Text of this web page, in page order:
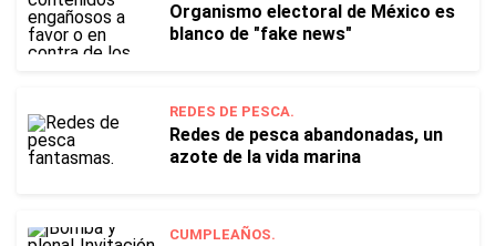
Organismo electoral de México es
blanco de "fake news"
REDES DE PESCA.
Redes de pesca abandonadas, un
azote de la vida marina
CUMPLEAÑOS.